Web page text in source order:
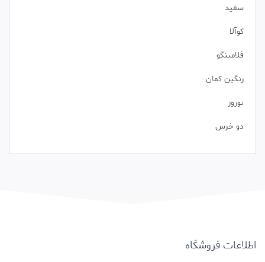
سفید
کوآلا
فلامینگو
رنگین کمان
نوروز
دو خرس
اطلاعات فروشگاه